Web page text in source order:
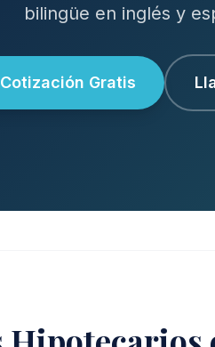
bilingüe en inglés y
Gratis